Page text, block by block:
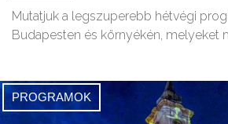
Mutatjuk a legszuperebb hétvégi
Budapesten és környékén, melyeket
PROGRAMOK